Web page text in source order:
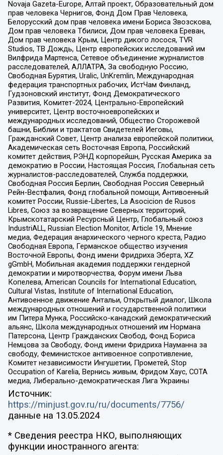
Novaja Gazeta-Europe, Алтай проект, Образовательный дом
прав человека Чернигов, Фонд Дом Прав Человека,
Белорусский дом прав человека имени Бориса Звозскова,
Дом прав человека Тбилиси, Дом прав человека Ереван,
Дом прав человека Крым, Центр дикого лосося, TVR
Studios, ТВ Дождь, Центр европейских исследований им
Вилфрида Мартенса, Сетевое объединение журналистов
расследователей, АЛЛАТРА, За свободную Россию,
Свободная Бурятия, Uralic, UnKremlin, Международная
федерация транспортных рабочих, ИстЧам Финланд,
Гудзоновский институт, Фонд Демократического
Развития, Комитет-2024, Центрально-Европейский
университет, Центр восточноевропейских и
международных исследований, Общество Сторожевой
башни, Библии и трактатов Свидетелей Иеговы,
Гражданский Совет, Центр анализа европейской политики,
Академическая сеть Восточная Европа, Российский
комитет действия, РЭНД корпорейшн, Русская Америка за
демократию в России, Настоящая Россия, Глобальная сеть
журналистов-расследователей, Служба поддержки,
Свободная Россия Берлин, Свободная Россия Северный
Рейн-Вестфалия, Фонд глобальной помощи, Антивоенный
комитет России, Russie-Libertes, La Asocicion de Rusos
Libres, Союз за возвращение Северных территорий,
Крымскотатарский Ресурсный Центр, Глобальный союз
IndustriALL, Russian Election Monitor, Article 19, Мнение
медиа, Федерация анархического черного креста, Радио
Свободная Европа, Германское общество изучения
Восточной Европы, Фонд имени Фридриха Эберта, XZ
gGmbH, Мобильная академия поддержки гендерной
демократии и миротворчества, Форум имени Льва
Копелева, American Councils for International Education,
Cultural Vistas, Institute of International Education,
Антивоенное движение Антальи, Открытый диалог, Школа
международных отношений и государственной политики
им Питера Мунка, Российско-канадский демократический
альянс, Школа международных отношений им Нормана
Патерсона, Центр Гражданских Свобод, Фонд Бориса
Немцова за Свободу, Фонд имени Фридриха Науманна за
свободу, Феминистское антивоенное сопротивление,
Комитет независимости Ингушетии, Прометей, Stop
Occupation of Karelia, Вернись живым, Фридом Хаус, СОТА
медиа, Либерально-демократическая Лига Украины
Источник:
https://minjust.gov.ru/ru/documents/7756/
данные на 13.05.2024
* Сведения реестра НКО, выполняющих
функции иностранного агента: